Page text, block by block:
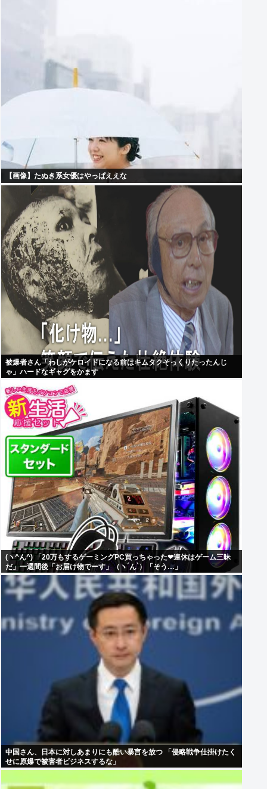
【画像】たぬき系女優はやっぱええな
被爆者さん「わしがケロイドになる前はキムタクそっくりたったんじ
ゃ」ハードなギャグをかます
(ヽ^ん^) 「20万もするゲーミングPC買っちゃった❤連休はゲーム三昧
だ」一週間後「お届け物でーす」（ヽ´ん`）「そう…」
中国さん、日本に対しあまりにも酷い暴言を放つ 「侵略戦争仕掛けたく
せに原爆で被害者ビジネスするな」